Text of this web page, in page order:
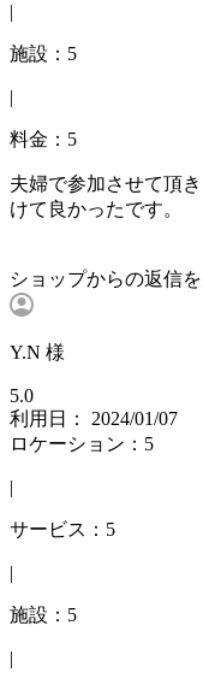
|
施設：5
|
料金：5
夫婦で参加させて頂
けて良かったです。
ショップからの返信
Y.N 様
5.0
利用日： 2024/01/07
ロケーション：5
|
サービス：5
|
施設：5
|